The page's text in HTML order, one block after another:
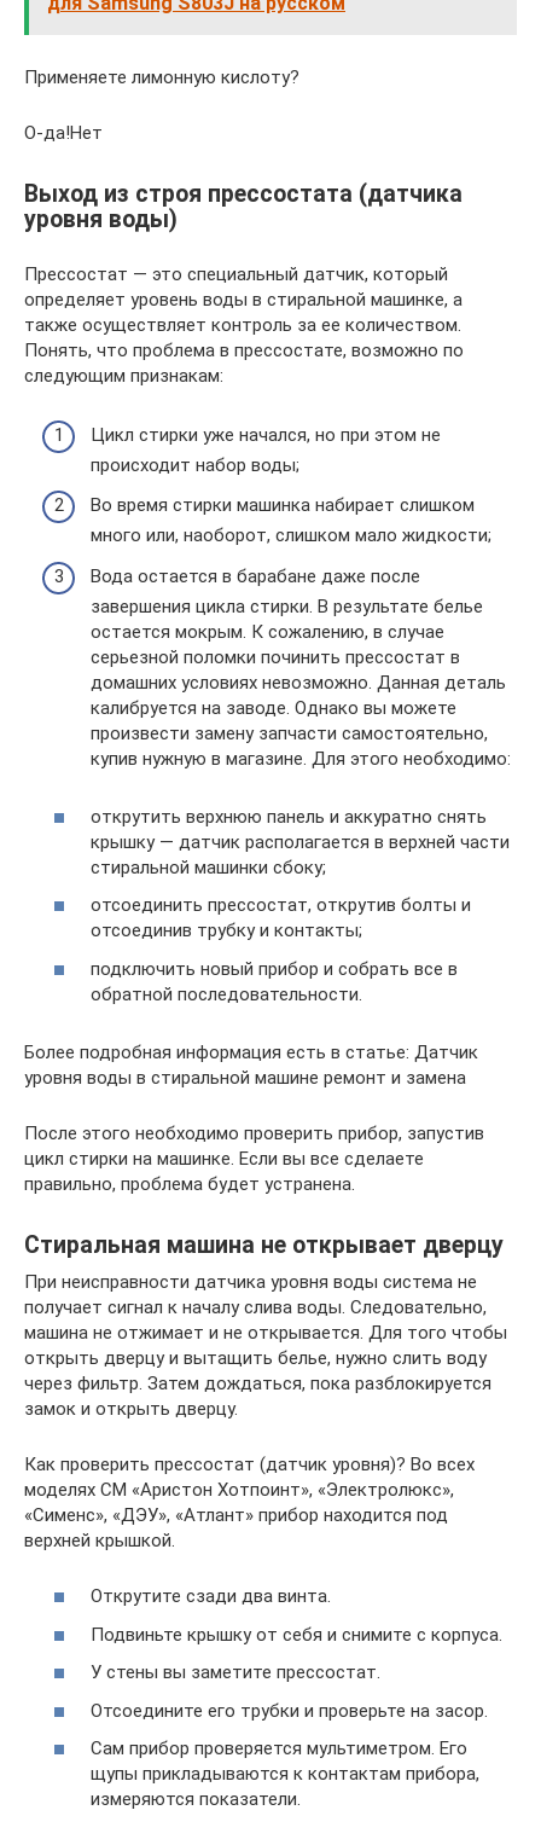
Применяете лимонную кислоту?
О-да!Нет
Выход из строя прессостата (датчика
уровня воды)
Прессостат — это специальный датчик, который
определяет уровень воды в стиральной машинке, а
также осуществляет контроль за ее количеством.
Понять, что проблема в прессостате, возможно по
следующим признакам:
Цикл стирки уже начался, но при этом не
происходит набор воды;
Во время стирки машинка набирает слишком
много или, наоборот, слишком мало жидкости;
Вода остается в барабане даже после
завершения цикла стирки. В результате белье
остается мокрым. К сожалению, в случае
серьезной поломки починить прессостат в
домашних условиях невозможно. Данная деталь
калибруется на заводе. Однако вы можете
произвести замену запчасти самостоятельно,
купив нужную в магазине. Для этого необходимо:
открутить верхнюю панель и аккуратно снять
крышку — датчик располагается в верхней части
стиральной машинки сбоку;
отсоединить прессостат, открутив болты и
отсоединив трубку и контакты;
подключить новый прибор и собрать все в
обратной последовательности.
Более подробная информация есть в статье: Датчик
уровня воды в стиральной машине ремонт и замена
После этого необходимо проверить прибор, запустив
цикл стирки на машинке. Если вы все сделаете
правильно, проблема будет устранена.
Стиральная машина не открывает дверцу
При неисправности датчика уровня воды система не
получает сигнал к началу слива воды. Следовательно,
машина не отжимает и не открывается. Для того чтобы
открыть дверцу и вытащить белье, нужно слить воду
через фильтр. Затем дождаться, пока разблокируется
замок и открыть дверцу.
Как проверить прессостат (датчик уровня)? Во всех
моделях СМ «Аристон Хотпоинт», «Электролюкс»,
«Сименс», «ДЭУ», «Атлант» прибор находится под
верхней крышкой.
Открутите сзади два винта.
Подвиньте крышку от себя и снимите с корпуса.
У стены вы заметите прессостат.
Отсоедините его трубки и проверьте на засор.
Сам прибор проверяется мультиметром. Его
щупы прикладываются к контактам прибора,
измеряются показатели.